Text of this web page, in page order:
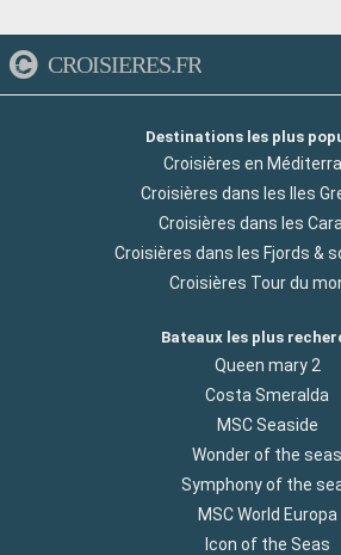
CROISIERES.FR
Destinations les plus
Croisières en
Croisières dans les Iles
Croisières dans les
Croisières dans les Fjords &
Croisières Tour du
Bateaux les plus
Queen mary 2
Costa Smeralda
MSC Seaside
Wonder of the seas
Symphony of the
MSC World Europa
Icon of the Seas